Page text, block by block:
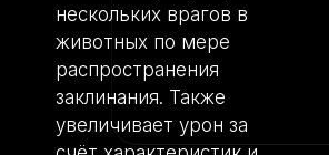
нескольких врагов в
животных по мере
распространения
заклинания. Также
увеличивает урон за